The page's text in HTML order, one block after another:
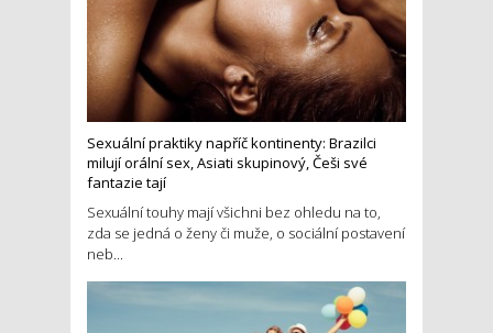
Sexuální praktiky napříč kontinenty: Brazilci
milují orální sex, Asiati skupinový, Češi své
fantazie tají
Sexuální touhy mají všichni bez ohledu na to,
zda se jedná o ženy či muže, o sociální postavení
neb...